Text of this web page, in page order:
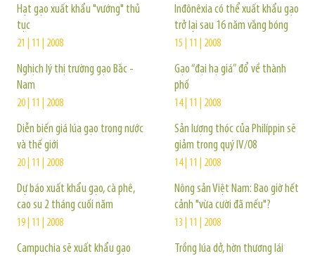
Hạt gạo xuất khẩu "vướng" thủ
tục
21 | 11 | 2008
Nghịch lý thị trường gạo Bắc -
Nam
20 | 11 | 2008
Diễn biến giá lúa gạo trong nước
và thế giới
20 | 11 | 2008
Dự báo xuất khẩu gạo, cà phê,
cao su 2 tháng cuối năm
19 | 11 | 2008
Campuchia sẽ xuất khẩu gạo
Inđônêxia có thể xuất khẩu gạo
trở lại sau 16 năm vắng bóng
15 | 11 | 2008
Gạo “đại hạ giá” đổ về thành
phố
14 | 11 | 2008
Sản lượng thóc của Philíppin sẽ
giảm trong quý IV/08
14 | 11 | 2008
Nông sản Việt Nam: Bao giờ hết
cảnh "vừa cười đã mếu"?
13 | 11 | 2008
Trồng lúa dở, hờn thương lái